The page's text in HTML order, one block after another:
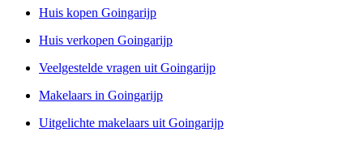
Huis kopen Goingarijp
Huis verkopen Goingarijp
Veelgestelde vragen uit Goingarijp
Makelaars in Goingarijp
Uitgelichte makelaars uit Goingarijp